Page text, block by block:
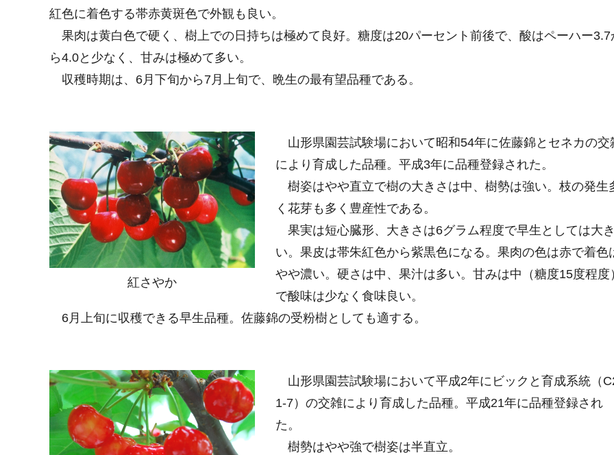
紅色に着色する帯赤黄斑色で外観も良い。
果肉は黄白色で硬く、樹上での日持ちは極めて良好。糖度は20パーセント前後で、酸はペーハー3.7
ら4.0と少なく、甘みは極めて多い。
収穫時期は、6月下旬から7月上旬で、晩生の最有望品種である。
紅さやか
山形県園芸試験場において昭和54年に佐藤錦とセネカの交
により育成した品種。平成3年に品種登録された。
樹姿はやや直立で樹の大きさは中、樹勢は強い。枝の発生
く花芽も多く豊産性である。
果実は短心臓形、大きさは6グラム程度で早生としては大き
い。果皮は帯朱紅色から紫黒色になる。果肉の色は赤で着色
やや濃い。硬さは中、果汁は多い。甘みは中（糖度15度程度
で酸味は少なく食味良い。
6月上旬に収穫できる早生品種。佐藤錦の受粉樹としても適する。
山形県園芸試験場において平成2年にビックと育成系統（
1-7）の交雑により育成した品種。平成21年に品種登録され
た。
樹勢はやや強で樹姿は半直立。